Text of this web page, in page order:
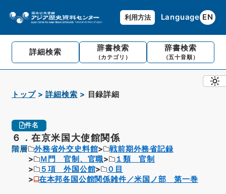
利用方法 Language EN
詳細検索 辞書検索
（カテゴリ）
辞書検索
（五十音順）
トップ 詳細検索 目録詳細
件名
６．在京米国大使館関係
階層 外務省外交史料館
戦前期外務省記録
Ｍ門 官制、官職
１類 官制
５項 外国公館
０目
在本邦各国公館関係雑件／米国ノ部 第一巻